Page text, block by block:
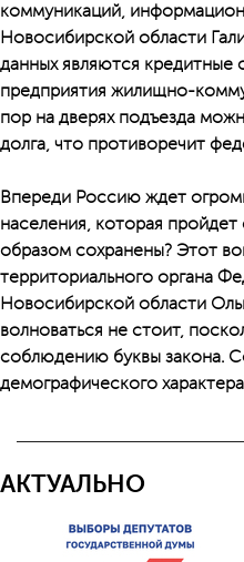
коммуникаций,
Новосибирской области
данных являются кредитные
предприятия жилищно-
пор на дверях подъезда
долга, что противоречит
Впереди Россию ждет
населения, которая
образом сохранены? Этот
территориального органа
Новосибирской области
волноваться не стоит,
соблюдению буквы закона.
демографического
АКТУАЛЬНО